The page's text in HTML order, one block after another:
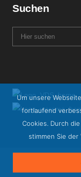
Suchen
Um unsere
fortlaufend
Cookies. Durch
stimmen Sie